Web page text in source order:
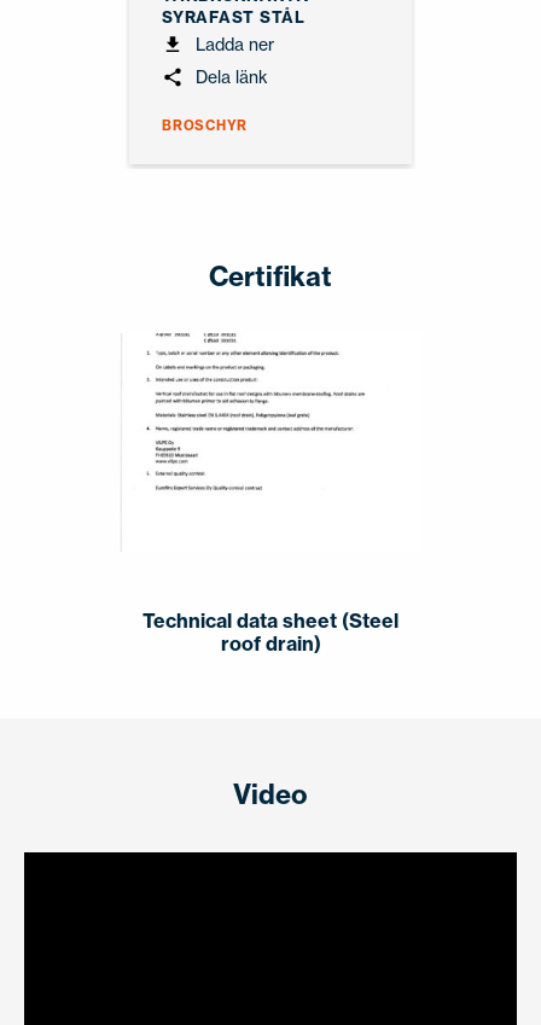
SYRAFAST STÅL
Ladda ner
Dela länk
BROSCHYR
Certifikat
Technical data sheet (Steel
roof drain)
Video